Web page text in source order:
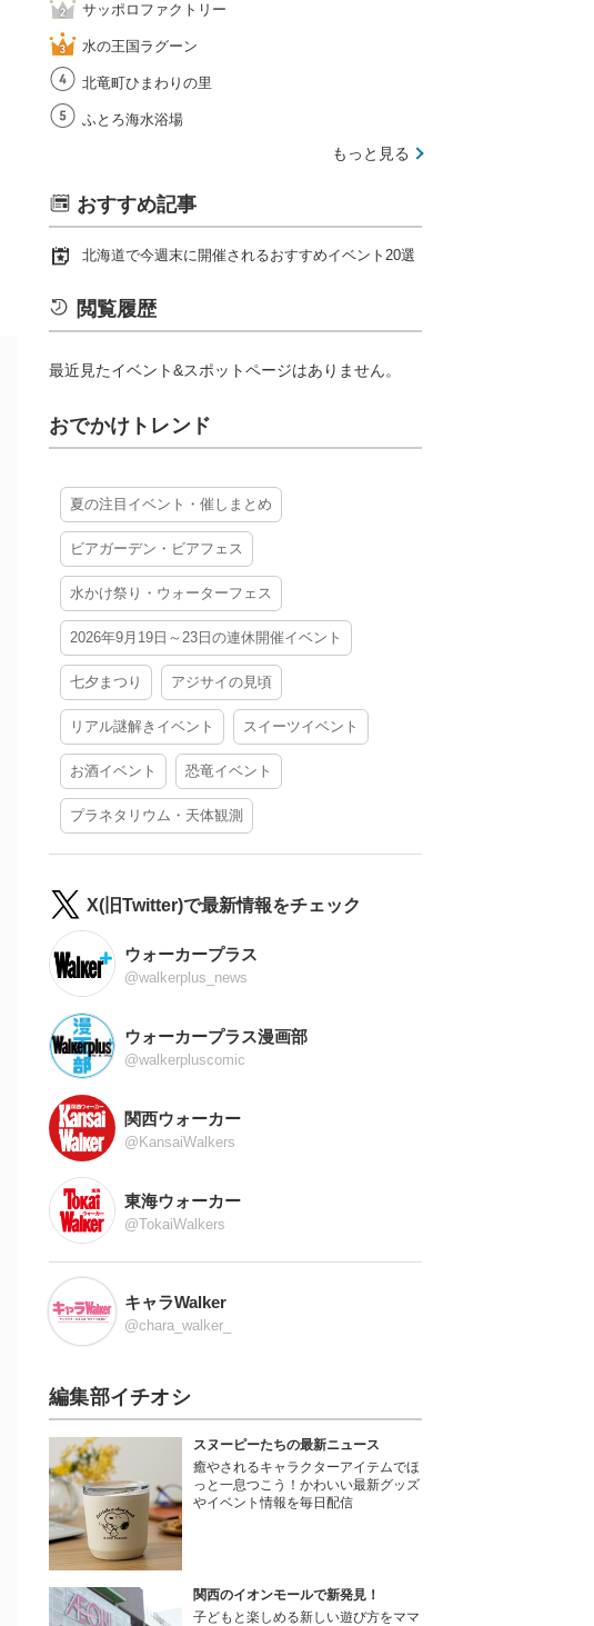
サッポロファクトリー
水の王国ラグーン
北竜町ひまわりの里
ふとろ海水浴場
もっと見る
おすすめ記事
北海道で今週末に開催されるおすすめイベント20選
閲覧履歴
最近見たイベント&スポットページはありません。
おでかけトレンド
夏の注目イベント・催しまとめ
ビアガーデン・ビアフェス
水かけ祭り・ウォーターフェス
2026年9月19日～23日の連休開催イベント
七夕まつり アジサイの見頃
リアル謎解きイベント スイーツイベント
お酒イベント 恐竜イベント
プラネタリウム・天体観測
X(旧Twitter)で最新情報をチェック
ウォーカープラス
@walkerplus_news
ウォーカープラス漫画部
@walkerpluscomic
関西ウォーカー
@KansaiWalkers
東海ウォーカー
@TokaiWalkers
キャラWalker
@chara_walker_
編集部イチオシ
スヌーピーたちの最新ニュース
癒やされるキャラクターアイテムでほ
っと一息つこう！かわいい最新グッズ
やイベント情報を毎日配信
関西のイオンモールで新発見！
子どもと楽しめる新しい遊び方をママ